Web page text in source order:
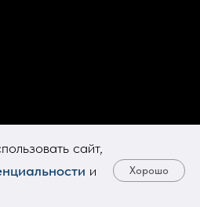
сайт,
и
Хорошо